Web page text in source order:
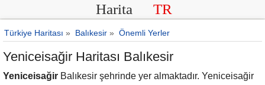
Harita TR
Türkiye Haritası » Balıkesir » Önemli Yerler
Yeniceisağir Haritası Balıkesir
Yeniceisağir Balıkesir şehrinde yer almaktadır. Yeniceisağir